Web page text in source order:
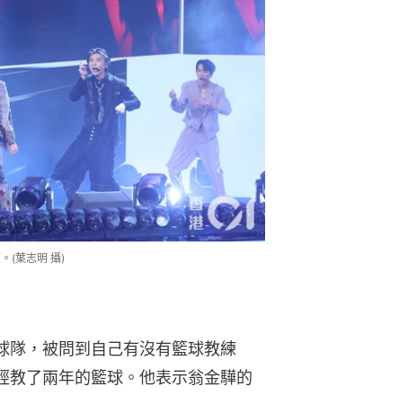
(葉志明 攝)
隊，被問到自己有沒有籃球教練
教了兩年的籃球。他表示翁金驊的